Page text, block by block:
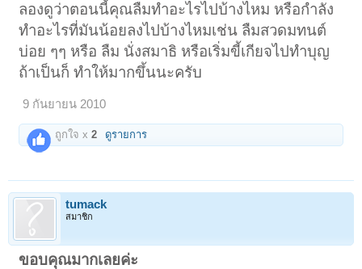
ลองดูว่าตอนนี้คุณลืมทำอะไรไปบ้างไหม หรือกำลัง
ทำอะไรที่มันน้อยลงไปบ้างไหมเช่น ลืมสวดมทนต์
บ่อย ๆๆ หรือ ลืม นั่งสมาธิ หรือเริ่มขี้เกียจไปทำบุญ
ถ้าเป็นก็ ทำให้มากขึ้นนะครับ
9 กันยายน 2010
ถูกใจ x2 ดูรายการ
tumack
สมาชิก
ขอบคุณมากเลยค่ะ